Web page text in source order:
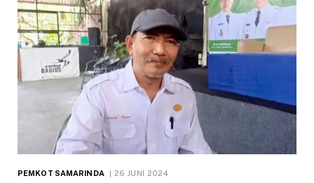
PEMKOT SAMARINDA 26 JUNI 2024